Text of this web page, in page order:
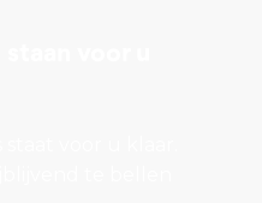
voor u
voor u klaar.